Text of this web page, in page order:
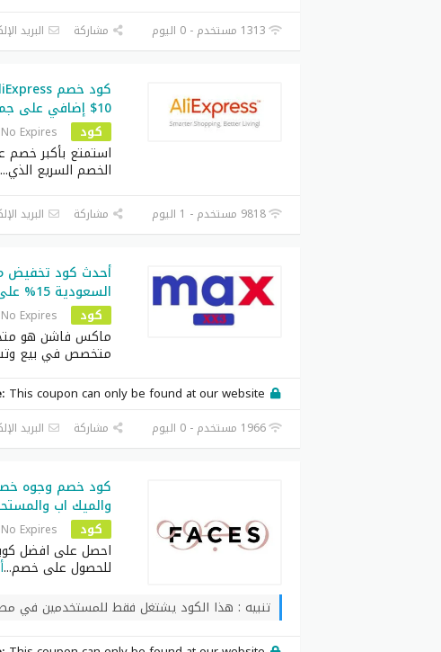
1313 مستخدم - 0 اليوم مشاركة البريد
10$ إضافي على جميع طلباتك اليوم
كود No Expires
استمتع بأكبر خصم
الخصم السريع الذي...
9818 مستخدم - 1 اليوم مشاركة البريد
أحدث كود
السعودية 15% على كل منتجات
كود No Expires
ماكس فاشن هو
متخصص في بيع
This coupon can only be found at our website.
1966 مستخدم - 0 اليوم مشاركة البريد
والميك اب
كود No Expires
للحصول على خصم...
تنبيه : هذا الكود يشتغل فقط للمستخدمين في